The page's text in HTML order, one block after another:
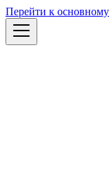
Перейти к